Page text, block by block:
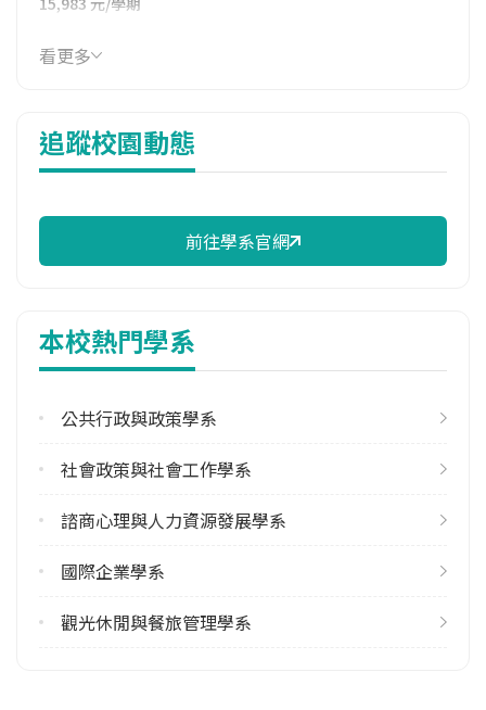
114年雜費
10,202 元/學期
98.04%
修輔系人數
113學年度下學期
雙主修人數
113學年度上學期
學系電話
(049)2910960 #4151
學系地址
看更多
追蹤校園動態
前往學系官網
本校熱門學系
公共行政與政策學系
社會政策與社會工作學系
諮商心理與人力資源發展學系
國際企業學系
觀光休閒與餐旅管理學系